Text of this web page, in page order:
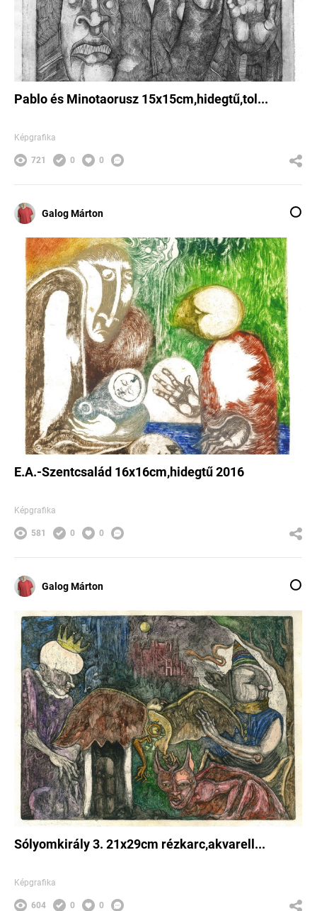
Pablo és Minotaorusz 15x15cm,hidegtű,tol...
Képgrafika
721 0 0
Galog Márton
E.A.-Szentcsalád 16x16cm,hidegtű 2016
Képgrafika
581 0 0
Galog Márton
Sólyomkirály 3. 21x29cm rézkarc,akvarell...
Képgrafika
604 0 0